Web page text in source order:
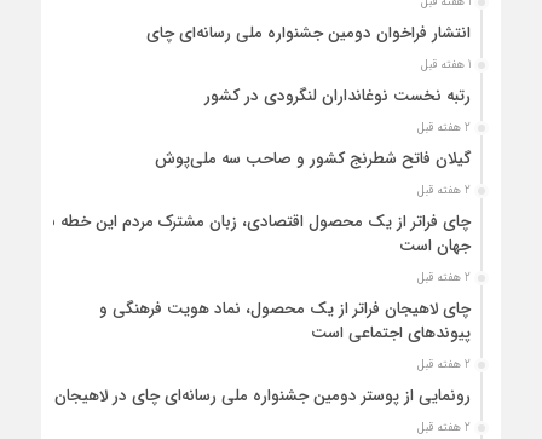
انتشار فراخوان دومین جشنواره ملی رسانه‌ای چای
1 هفته قبل
رتبه نخست نوغانداران لنگرودی در کشور
2 هفته قبل
گیلان فاتح شطرنج کشور و صاحب سه ملی‌پوش
2 هفته قبل
چای فراتر از یک محصول اقتصادی، زبان مشترک مردم این خطه با
جهان است
2 هفته قبل
چای لاهیجان فراتر از یک محصول، نماد هویت فرهنگی و
پیوندهای اجتماعی است
2 هفته قبل
رونمایی از پوستر دومین جشنواره ملی رسانه‌ای چای در لاهیجان
2 هفته قبل